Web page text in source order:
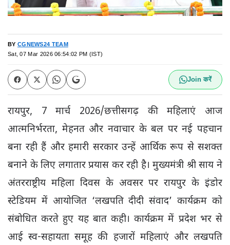
BY CGNEWS24 TEAM
Sat, 07 Mar 2026 06:54:02 PM (IST)
Join करें
रायपुर, 7 मार्च 2026/छत्तीसगढ़ की महिलाएं आज
आत्मनिर्भरता, मेहनत और नवाचार के बल पर नई पहचान
बना रही हैं और हमारी सरकार उन्हें आर्थिक रूप से सशक्त
बनाने के लिए लगातार प्रयास कर रही है। मुख्यमंत्री श्री साय ने
अंतरराष्ट्रीय महिला दिवस के अवसर पर रायपुर के इंडोर
स्टेडियम में आयोजित ‘लखपति दीदी संवाद’ कार्यक्रम को
संबोधित करते हुए यह बात कही। कार्यक्रम में प्रदेश भर से
आई स्व-सहायता समूह की हजारों महिलाएं और लखपति